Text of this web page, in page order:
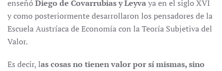
enseñó Diego de CovarrubiasyLeyvaya en el siglo XVI
y como posteriormente desarrollaron los pensadores de la
Escuela Austríaca de Economía con la Teoría Subjetiva del
Valor.
Es decir, las cosas no tienen valor por sí mismas, sino